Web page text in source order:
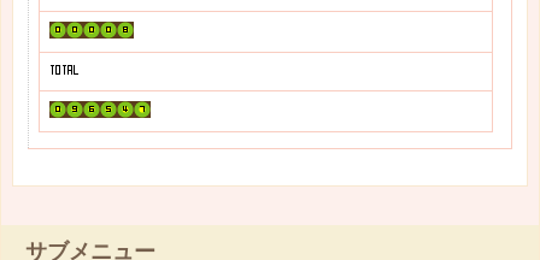
サブメニュー